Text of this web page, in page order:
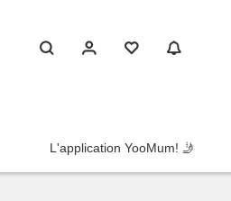
L'application YooMum! 🤳